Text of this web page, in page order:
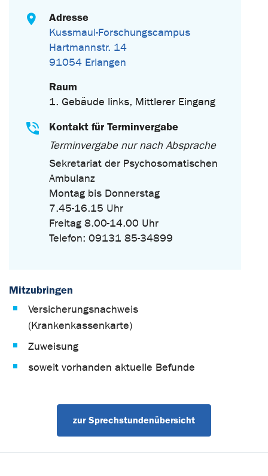
Adresse
Kussmaul-Forschungscampus
Hartmannstr. 14
91054 Erlangen
Raum
1. Gebäude links, Mittlerer Eingang
Kontakt für Terminvergabe
Terminvergabe nur nach Absprache
Sekretariat der Psychosomatischen
Ambulanz
Montag bis Donnerstag
7.45-16.15 Uhr
Freitag 8.00-14.00 Uhr
Telefon: 09131 85-34899
Mitzubringen
Versicherungsnachweis
(Krankenkassenkarte)
Zuweisung
soweit vorhanden aktuelle Befunde
zur Sprechstundenübersicht